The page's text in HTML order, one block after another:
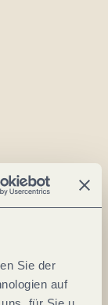
Sie der
auf